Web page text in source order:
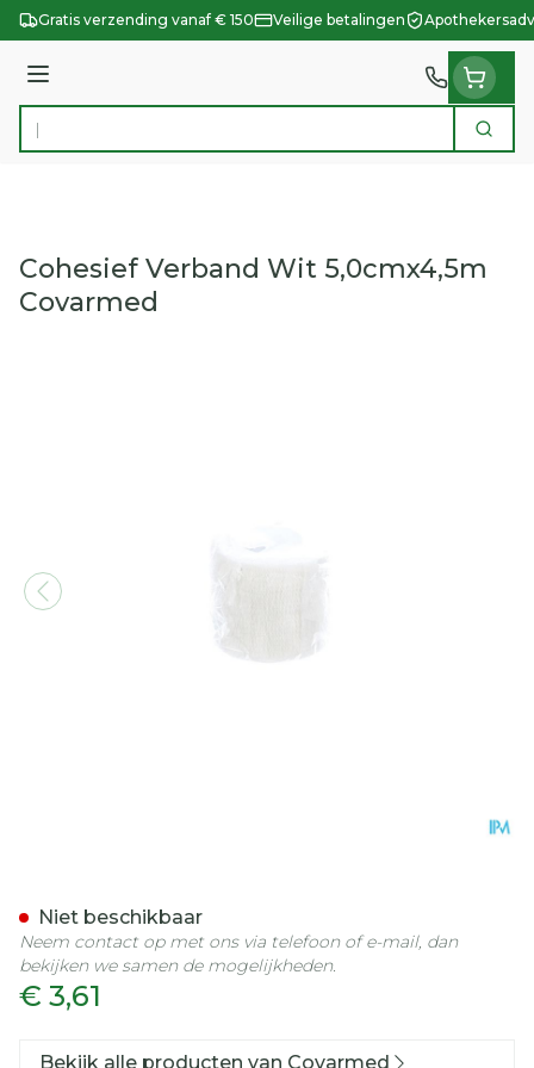
Ga naar de inhoud
Gratis verzending vanaf € 150 Veilige betalingen
Menu
Product, merk, categorie... Zoek
Cohesief Verband Wit 5,0cmx4,5m
Covarmed
€ 3,61
Niet beschikbaar
Neem contact op met ons via telefoon of e-mail, dan
bekijken we samen de mogelijkheden.
Bekijk alle producten van Covarmed